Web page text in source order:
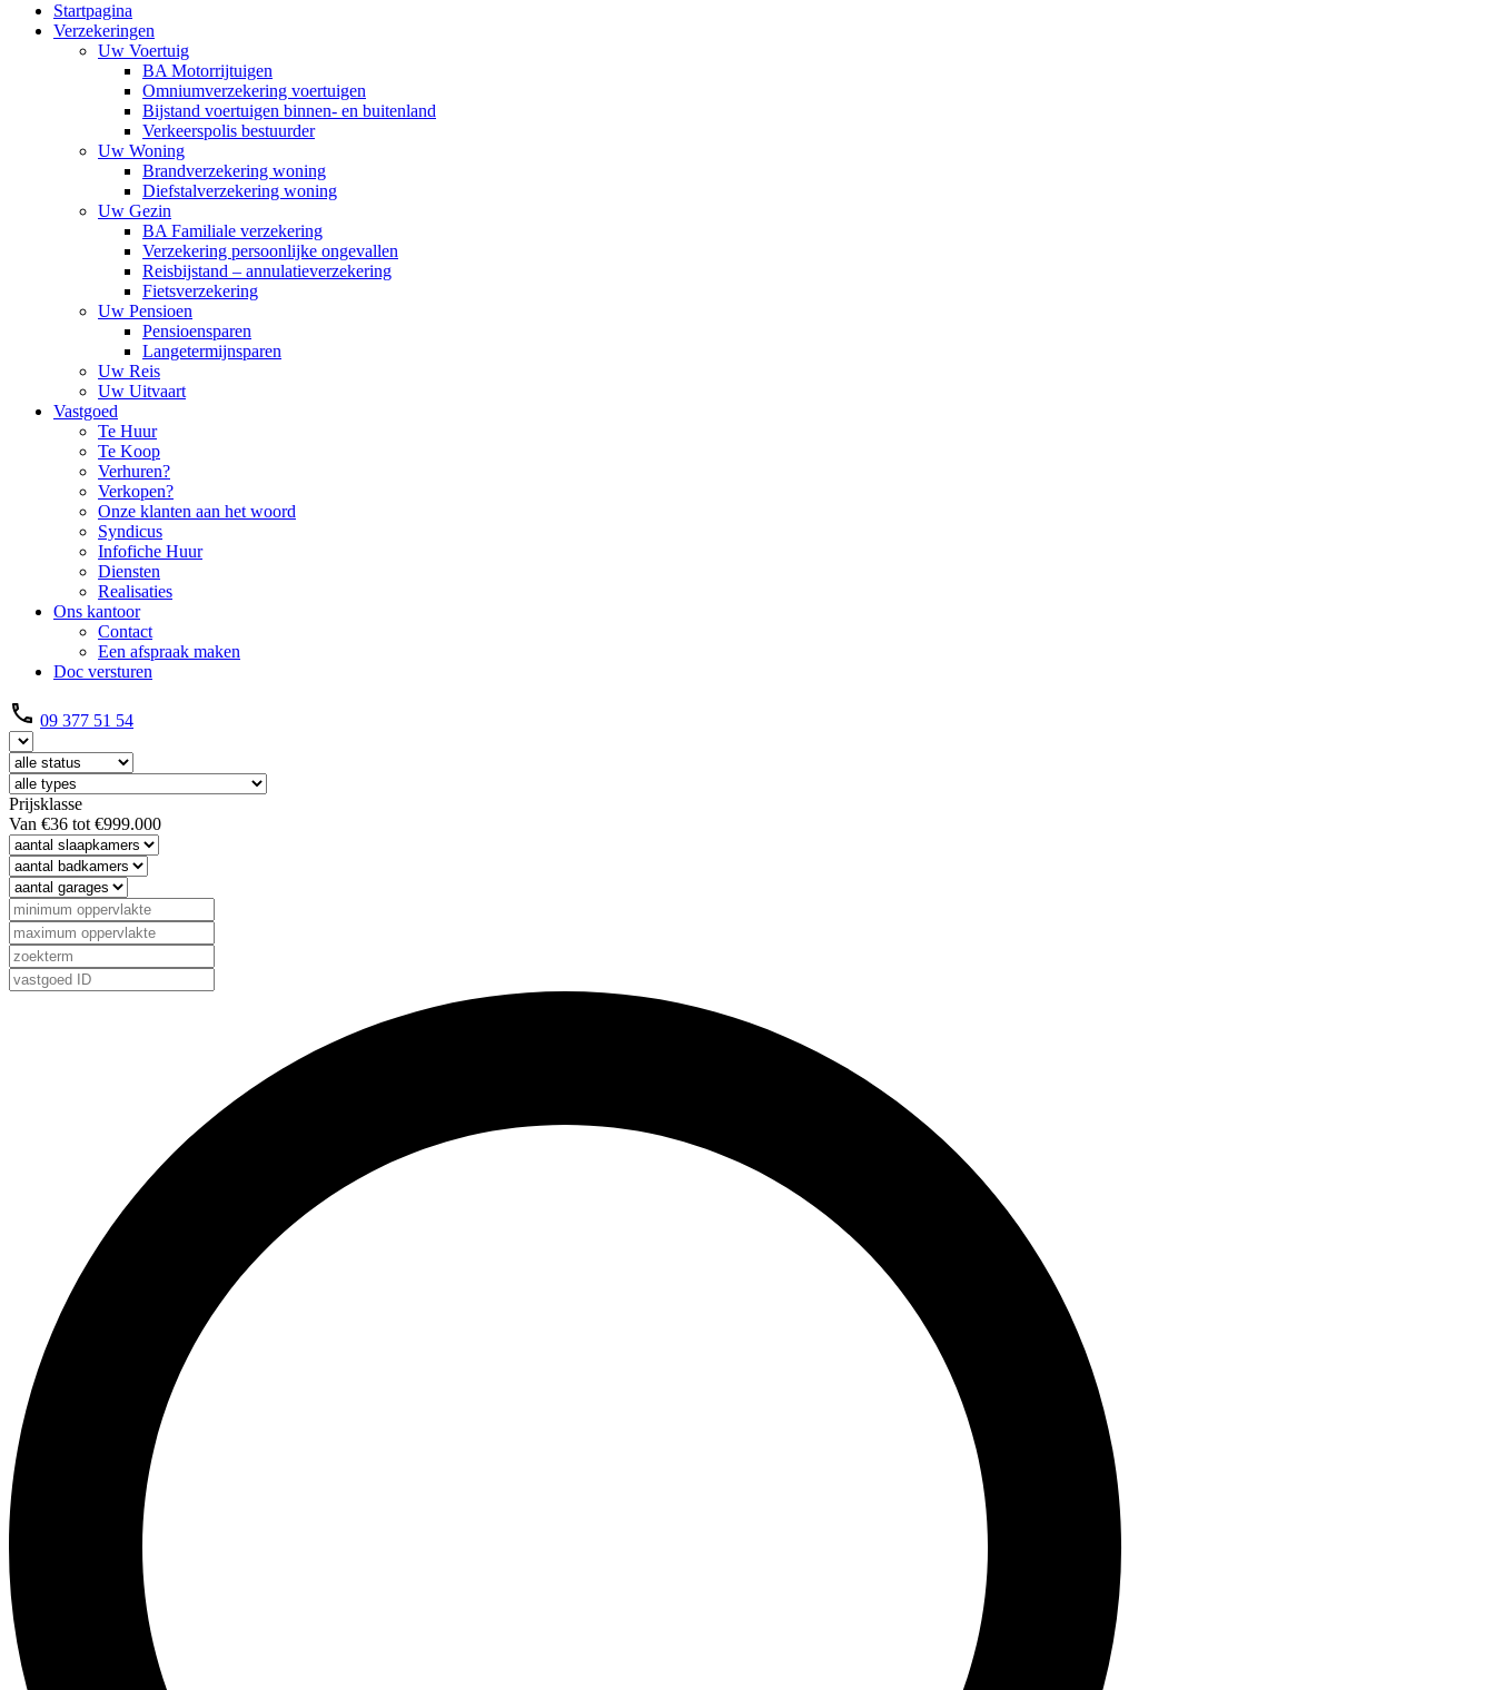
Startpagina
Verzekeringen
Uw Voertuig
BA Motorrijtuigen
Omniumverzekering voertuigen
Bijstand voertuigen binnen- en buitenland
Verkeerspolis bestuurder
Uw Woning
Brandverzekering woning
Diefstalverzekering woning
Uw Gezin
BA Familiale verzekering
Verzekering persoonlijke ongevallen
Reisbijstand – annulatieverzekering
Fietsverzekering
Uw Pensioen
Pensioensparen
Langetermijnsparen
Uw Reis
Uw Uitvaart
Vastgoed
Te Huur
Te Koop
Verhuren?
Verkopen?
Onze klanten aan het woord
Syndicus
Infofiche Huur
Diensten
Realisaties
Ons kantoor
Contact
Een afspraak maken
Doc versturen
09 377 51 54
Prijsklasse
Van €36 tot €999.000